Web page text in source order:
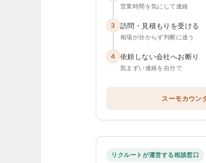
営業時間を気にして連絡
3 訪問・見積もりを受ける
相場が分からず判断に迷う
4 依頼しない会社へお断り
気まずい連絡を自分で
スーモカウン
リクルートが運営する相談窓口